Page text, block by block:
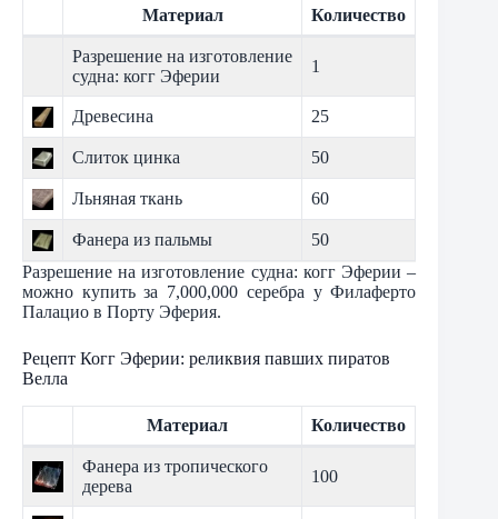
Материал Количество
Разрешение на изготовление
судна: когг Эферии
1
Древесина 25
Слиток цинка 50
Льняная ткань 60
Фанера из пальмы
50
Разрешение на изготовление судна: когг Эферии –
можно купить за 7,000,000 серебра у Филаферто
Палацио в Порту Эферия.
Рецепт Когг Эферии: реликвия павших пиратов
Велла
Материал Количество
Фанера из тропического
дерева
100